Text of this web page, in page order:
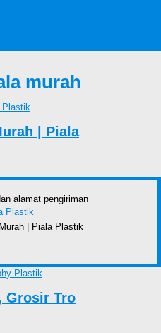
murah
| Piala
alamat pengiriman
| Piala Plastik
Grosir Tro